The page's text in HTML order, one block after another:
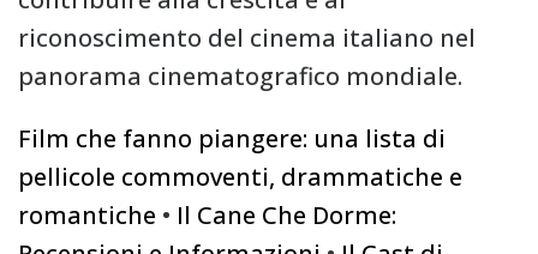
riconoscimento del cinema italiano nel
panorama cinematografico mondiale.
Film che fanno piangere: una lista di
pellicole commoventi, drammatiche e
romantiche • Il Cane Che Dorme: